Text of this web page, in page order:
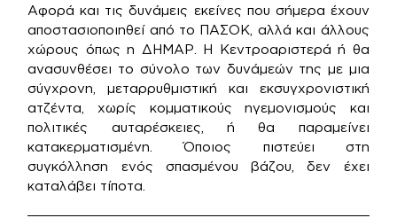
Αφορά και τις δυνάμεις εκείνες που σήμερα έχουν
αποστασιοποιηθεί από το ΠΑΣΟΚ, αλλά και άλλους
χώρους όπως η ΔΗΜΑΡ. Η Κεντροαριστερά ή θα
ανασυνθέσει το σύνολο των δυνάμεών της με μια
σύγχρονη, μεταρρυθμιστική και εκσυγχρονιστική
ατζέντα, χωρίς κομματικούς ηγεμονισμούς και
πολιτικές αυταρέσκειες, ή θα παραμείνει
κατακερματισμένη. Όποιος πιστεύει στη
συγκόλληση ενός σπασμένου βάζου, δεν έχει
καταλάβει τίποτα.